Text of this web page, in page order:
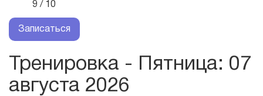
9 / 10
Записаться
Тренировка - Пятница: 07
августа 2026